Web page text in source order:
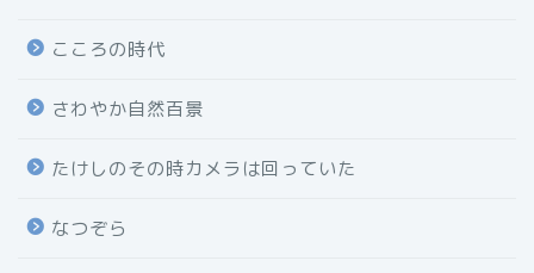
こころの時代
さわやか自然百景
たけしのその時カメラは回っていた
なつぞら